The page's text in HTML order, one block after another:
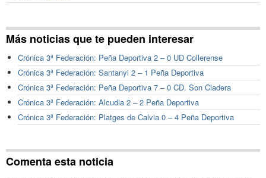
Más noticias que te pueden interesar
Crónica 3ª Federación: Peña Deportiva 2 – 0 UD Collerense
Crónica 3ª Federación: Santanyi 2 – 1 Peña Deportiva
Crónica 3ª Federación: Peña Deportiva 7 – 0 CD. Son Cladera
Crónica 3ª Federación: Alcudia 2 – 2 Peña Deportiva
Crónica 3ª Federación: Platges de Calvia 0 – 4 Peña Deportiva
Comenta esta noticia